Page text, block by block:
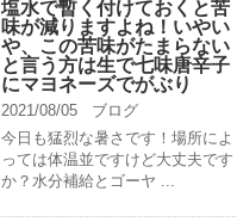
塩水で暫く付けておくと苦
味が減りますよね！いやい
や、この苦味がたまらない
と言う方は生で七味唐辛子
にマヨネーズでがぶり
2021/08/05
ブログ
今日も猛烈な暑さです！場所によ
っては体温並ですけど大丈夫です
か？水分補給とゴーヤ ...